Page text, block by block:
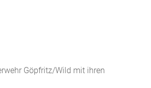
Göpfritz/Wild mit ihren